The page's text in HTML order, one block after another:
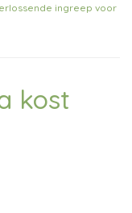
ingreep voor
kost